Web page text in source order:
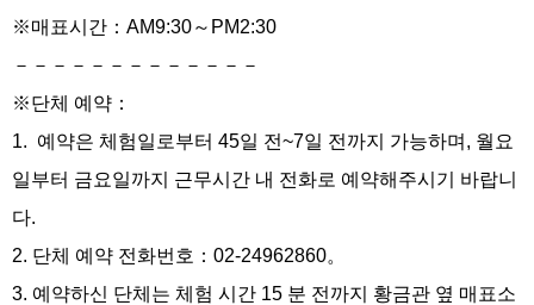
※매표시간： AM9:30～ PM2:30
－－－－－－－－－－－－－
※단체 예약：
1. 예약은 체험일로부터 45일 전~7일 전까지 가능하며, 월요
일부터 금요일까지 근무시간 내 전화로 예약해주시기 바랍니
다.
2. 단체 예약 전화번호： 02-24962860。
3. 예약하신 단체는 체험 시간 15 분 전까지 황금관 옆 매표소